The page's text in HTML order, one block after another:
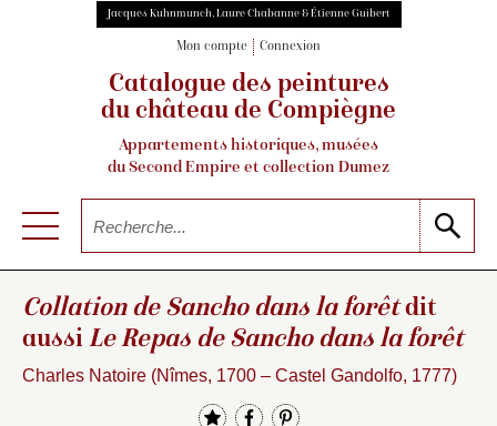
Jacques Kuhnmunch, Laure Chabanne & Étienne Guibert
Mon compte Connexion
Catalogue des peintures
du château de Compiègne
Appartements historiques, musées
du Second Empire et collection Dumez
Collation de Sancho dans la forêtdit
aussi Le Repas de Sancho dans la forêt
Charles Natoire (Nîmes, 1700 – Castel Gandolfo, 1777)